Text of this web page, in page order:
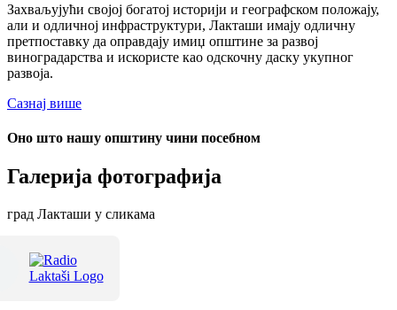
Захваљујући својој богатој историји и географском положају,
али и одличној инфраструктури, Лакташи имају одличну
претпоставку да оправдају имиџ општине за развој
виноградарства и искористе као одскочну даску укупног
развоја.
Сазнај више
Оно што нашу општину чини посебном
Галерија фотографија
град Лакташи у сликама
Терме Лакташи